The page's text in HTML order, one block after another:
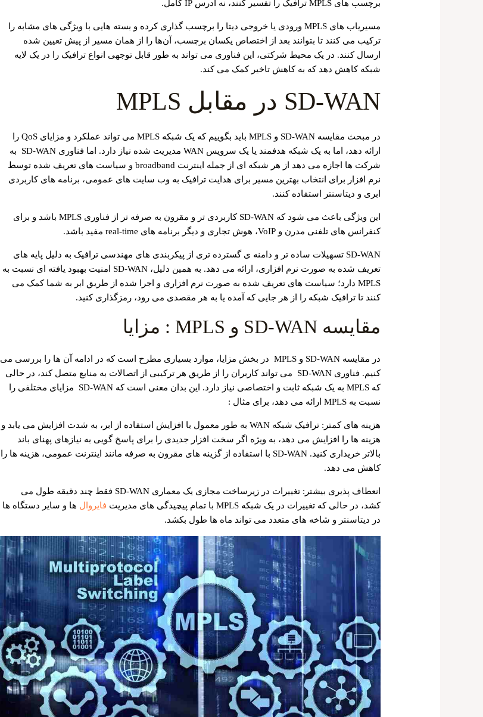
برچسب‌ های MPLS ترافیک را تفسیر کنند، نه آدرس IP کامل.
مسیریاب ‌های MPLS ورودی یا خروجی دیتا را برچسب‌ گذاری کرده و بسته‌ هایی با ویژگی ‌های مشابه را
ترکیب می ‌کنند تا بتوانند بعد از اختصاص یکسان برچسب، آن‌ها را از همان مسیر از پیش تعیین ‌شده
ارسال کنند. در یک محیط شرکتی، این فناوری می ‌تواند به طور قابل توجهی انواع ترافیک را در یک لایه
شبکه کاهش دهد که به کاهش تاخیر کمک می ‌کند.
SD-WAN در مقابل MPLS
در مبحث مقایسه SD-WAN و MPLS باید بگوییم که یک شبکه MPLS می تواند عملکرد و مزایای QoS را
ارائه دهد، اما به یک شبکه هدفمند یا یک سرویس WAN مدیریت شده نیاز دارد. اما فناوری SD-WAN به
شرکت ‌ها اجازه می ‌دهد از هر شبکه‌ ای از جمله اینترنت broadband و سیاست ‌های تعریف ‌شده توسط
نرم ‌افزار برای انتخاب بهترین مسیر برای هدایت ترافیک به وب‌ سایت ‌های عمومی، برنامه‌ های کاربردی
ابری و دیتاسنتر استفاده کنند.
این ویژگی باعث می ‌شود که SD-WAN کاربردی تر و مقرون ‌به ‌صرفه ‌تر از فناوری MPLS باشد و برای
کنفرانس ‌های تلفنی مدرن و VoIP، هوش تجاری و دیگر برنامه ‌های real-time مفید باشد.
SD-WAN تسهیلات ساده ‌تر و دامنه ‌ی گسترده‌ تری از پیکربندی‌ های مهندسی ترافیک به دلیل پایه‌ های
تعریف‌ شده به صورت نرم ‌افزاری، ارائه می ‌دهد. به همین دلیل، SD-WAN امنیت بهبود یافته ‌ای نسبت به
MPLS دارد؛ سیاست ‌های تعریف ‌شده به صورت نرم ‌افزاری و اجرا شده از طریق ابر به شما کمک می
‌کنند تا ترافیک شبکه را از هر جایی که آمده یا به هر مقصدی می ‌رود، رمزگذاری کنید.
مقایسه SD-WAN و MPLS : مزایا
در مقایسه SD-WAN و MPLS در بخش مزایا، موارد بسیاری مطرح است که در ادامه آن ها را بررسی می
کنیم. فناوری SD-WAN می تواند کاربران را از طریق هر ترکیبی از اتصالات به منابع متصل کند، در حالی
که MPLS به یک شبکه ثابت و اختصاصی نیاز دارد. این بدان معنی است که SD-WAN مزایای مختلفی را
نسبت به MPLS ارائه می دهد، برای مثال :
هزینه ‌های کمتر: ترافیک شبکه WAN به ‌طور معمول با افزایش استفاده از ابر، به شدت افزایش می ‌یابد و
هزینه‌ ها را افزایش می ‌دهد، به ‌ویژه اگر سخت ‌افزار جدیدی را برای پاسخ‌ گویی به نیازهای پهنای باند
بالاتر خریداری کنید. SD-WAN با استفاده از گزینه‌ های مقرون به صرفه مانند اینترنت عمومی، هزینه ‌ها را
کاهش می ‌دهد.
انعطاف پذیری بیشتر: تغییرات در زیرساخت مجازی یک معماری SD-WAN فقط چند دقیقه طول می
کشد، در حالی که تغییرات در یک شبکه MPLS با تمام پیچیدگی های مدیریت
فایروال ها و سایر دستگاه ها
در دیتاسنتر و شاخه های متعدد می تواند ماه ها طول بکشد.